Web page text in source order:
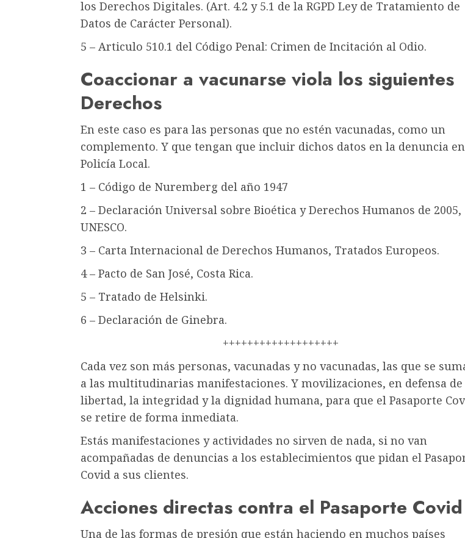
los Derechos Digitales. (Art. 4.2 y 5.1 de la RGPD Ley de Tratamiento de
Datos de Carácter Personal).
5 – Articulo 510.1 del Código Penal: Crimen de Incitación al Odio.
Coaccionar a vacunarse viola los siguientes
Derechos
En este caso es para las personas que no estén vacunadas, como un
complemento. Y que tengan que incluir dichos datos en la denuncia
Policía Local.
1 – Código de Nuremberg del año 1947
2 – Declaración Universal sobre Bioética y Derechos Humanos de 2005,
UNESCO.
3 – Carta Internacional de Derechos Humanos, Tratados Europeos.
4 – Pacto de San José, Costa Rica.
5 – Tratado de Helsinki.
6 – Declaración de Ginebra.
+++++++++++++++++++
Cada vez son más personas, vacunadas y no vacunadas, las que se
a las multitudinarias manifestaciones. Y movilizaciones, en defensa
libertad, la integridad y la dignidad humana, para que el Pasaporte
se retire de forma inmediata.
Estás manifestaciones y actividades no sirven de nada, si no van
acompañadas de denuncias a los establecimientos que pidan el
Covid a sus clientes.
Acciones directas contra el Pasaporte Covid
Una de las formas de presión que están haciendo en muchos países